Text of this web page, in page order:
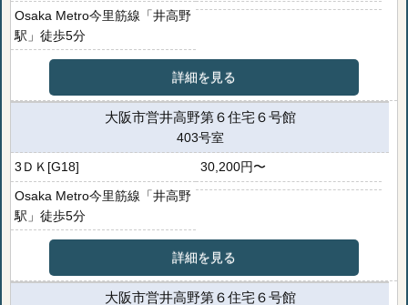
Osaka Metro今里筋線「井高野
駅」徒歩5分
詳細を見る
大阪市営井高野第６住宅６号館
403号室
3ＤＫ[G18]
30,200円〜
Osaka Metro今里筋線「井高野
駅」徒歩5分
詳細を見る
大阪市営井高野第６住宅６号館